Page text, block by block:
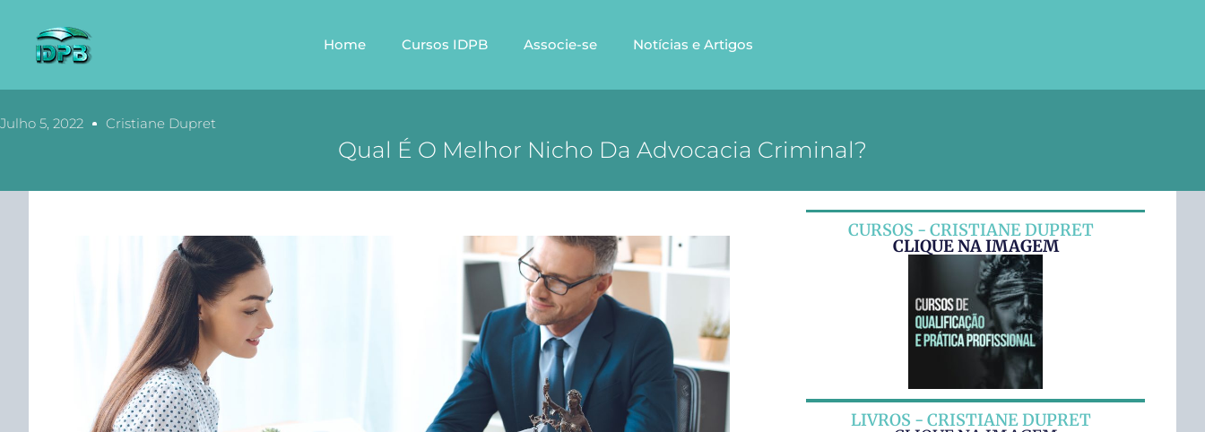
Home Cursos IDPB Associe-se Notícias e Artigos
Julho 5, 2022 Cristiane Dupret
Qual É O Melhor Nicho Da Advocacia Criminal?
CURSOS - CRISTIANE DUPRET
CLIQUE NA IMAGEM
LIVROS - CRISTIANE DUPRET